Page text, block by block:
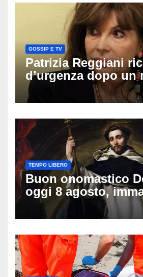
GOSSIP E TV
Patrizia Reggiani
d’urgenza dopo un
vacanza: come sta
Lady Gucci
TEMPO LIBERO
Buon onomastico
oggi 8 agosto,
auguri da